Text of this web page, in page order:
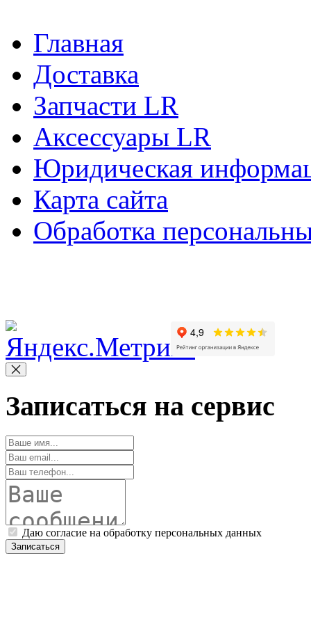
Главная
Доставка
Запчасти LR
Аксессуары LR
Юридическая
Карта сайта
Обработка
Записаться на сервис
Даю согласие на обработку персональных данных
Записаться